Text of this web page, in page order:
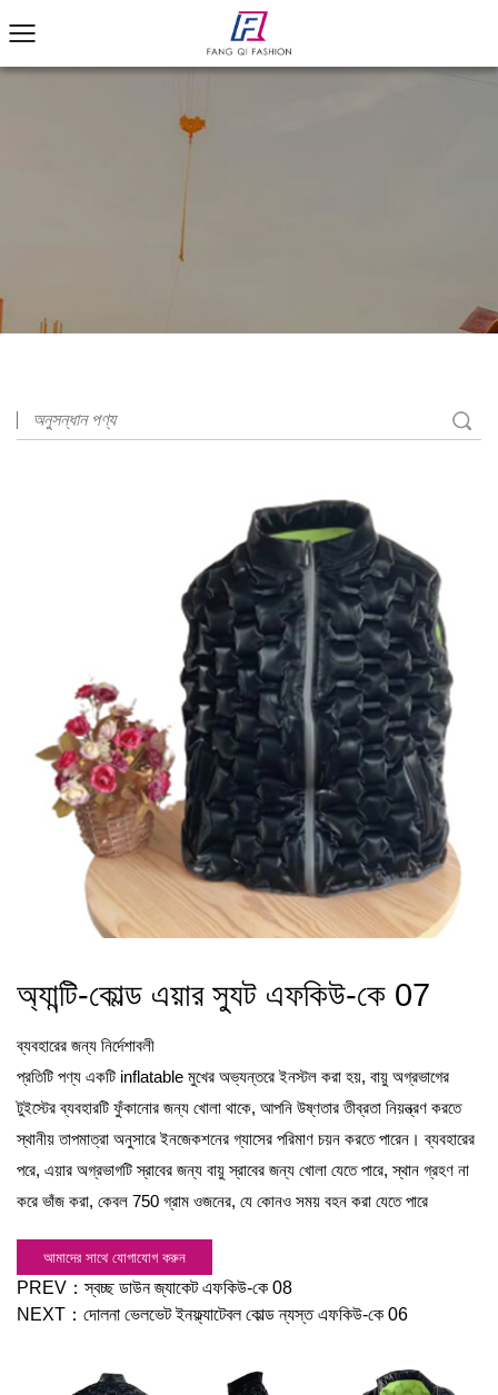
অ্যান্টি-কোল্ড এয়ার স্যুট এফকিউ-কে 07
ব্যবহারের জন্য নির্দেশাবলী
প্রতিটি পণ্য একটি inflatable মুখের অভ্যন্তরে ইনস্টল করা হয়, বায়ু অগ্রভাগের
টুইস্টের ব্যবহারটি ফুঁকানোর জন্য খোলা থাকে, আপনি উষ্ণতার তীব্রতা নিয়ন্ত্রণ করতে
স্থানীয় তাপমাত্রা অনুসারে ইনজেকশনের গ্যাসের পরিমাণ চয়ন করতে পারেন। ব্যবহারের
পরে, এয়ার অগ্রভাগটি স্রাবের জন্য বায়ু স্রাবের জন্য খোলা যেতে পারে, স্থান গ্রহণ না
করে ভাঁজ করা, কেবল 750 গ্রাম ওজনের, যে কোনও সময় বহন করা যেতে পারে
আমাদের সাথে যোগাযোগ করুন
PREV：স্বচ্ছ ডাউন জ্যাকেট এফকিউ-কে 08
NEXT： দোলনা ভেলভেট ইনফ্ল্যাটেবল কোল্ড ন্যস্ত এফকিউ-কে 06